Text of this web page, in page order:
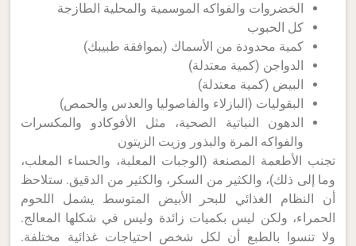
الخضروات والفواكه الموسمية والمحلية الطازجة
كل الحبوب
كمية محدودة من الأسماك (بموافقة طبيبك)
الدواجن (كمية معتدلة)
البيض (كمية معتدلة)
البقوليات (البازلاء والفاصوليا والعدس والحمص)
الدهون النباتية الصحية، مثل الأفوكادو والمكسرات
والفواكه المرة والبذور وزيت الزيتون
تجنب الأطعمة المصنعة (الوجبات المعلبة، والحساء المعلب،
وما إلى ذلك)، والكثير من السكر، والكثير من الدقيق. ستلاحظ
أن النظام الغذائي للبحر الأبيض المتوسط يشمل اللحوم
الحمراء، ولكن ليس بكميات زائدة وليس في شكلها المعالج.
ولا تنسوا بالطبع أن لكل شخص احتياجات غذائية مختلفة.